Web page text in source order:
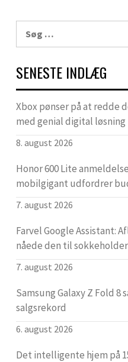
efter:
SENESTE INDLÆG
Xbox pønser på at redde
med genial digital løsning
8. august 2026
Honor 600 Lite
mobilgigant udfordrer
7. august 2026
Farvel Google Assistant:
nåede den til
7. august 2026
Samsung Galaxy Z Fold
salgsrekord
6. august 2026
Det intelligente hjem på